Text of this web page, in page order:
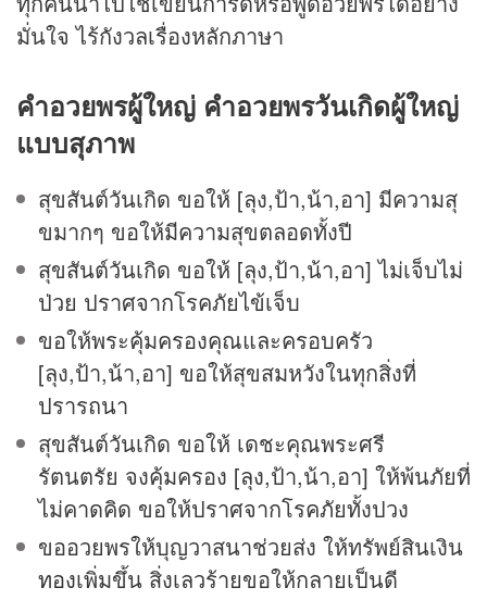
มั่นใจ ไร้กังวลเรื่องหลักภาษา
คำอวยพรผู้ใหญ่ คำอวยพรวันเกิดผู้ใหญ่
แบบสุภาพ
สุขสันต์วันเกิด ขอให้ [ลุง,ป้า,น้า,อา] มีความสุ
ขมากๆ ขอให้มีความสุขตลอดทั้งปี
สุขสันต์วันเกิด ขอให้ [ลุง,ป้า,น้า,อา] ไม่เจ็บไม่
ป่วย ปราศจากโรคภัยไข้เจ็บ
ขอให้พระคุ้มครองคุณและครอบครัว
[ลุง,ป้า,น้า,อา] ขอให้สุขสมหวังในทุกสิ่งที่
ปรารถนา
สุขสันต์วันเกิด ขอให้ เดชะคุณพระศรี
รัตนตรัย จงคุ้มครอง [ลุง,ป้า,น้า,อา] ให้พ้นภัยที่
ไม่คาดคิด ขอให้ปราศจากโรคภัยทั้งปวง
ขออวยพรให้บุญวาสนาช่วยส่ง ให้ทรัพย์สินเงิน
ทองเพิ่มขึ้น สิ่งเลวร้ายขอให้กลายเป็นดี